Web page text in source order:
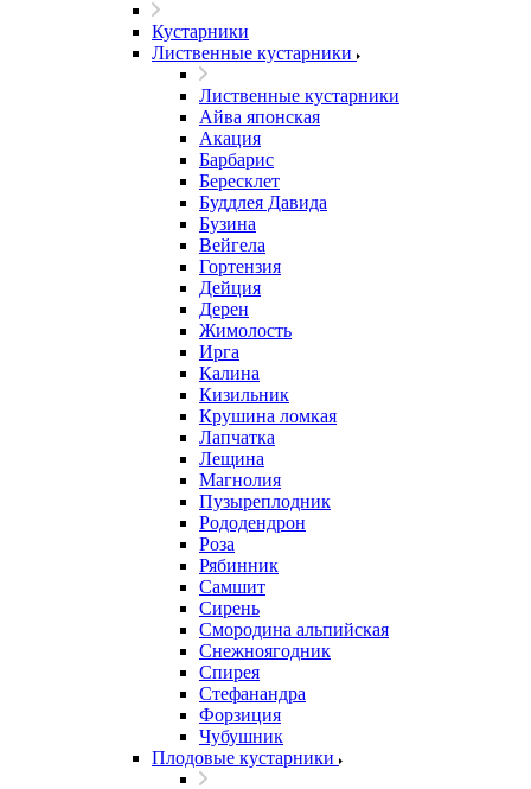
Кустарники
Лиственные кустарники
Лиственные кустарники
Айва японская
Акация
Барбарис
Бересклет
Буддлея Давида
Бузина
Вейгела
Гортензия
Дейция
Дерен
Жимолость
Ирга
Калина
Кизильник
Крушина ломкая
Лапчатка
Лещина
Магнолия
Пузыреплодник
Рододендрон
Роза
Рябинник
Самшит
Сирень
Смородина альпийская
Снежноягодник
Спирея
Стефанандра
Форзиция
Чубушник
Плодовые кустарники